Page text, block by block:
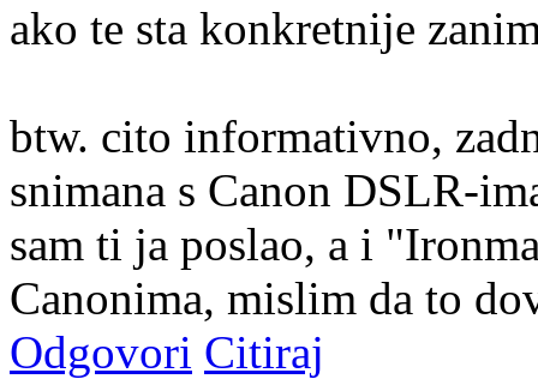
ako te sta konkretnije
btw. cito informativno,
snimana s Canon DSLR-
sam ti ja poslao, a i
Canonima, mislim da to
Odgovori Citiraj